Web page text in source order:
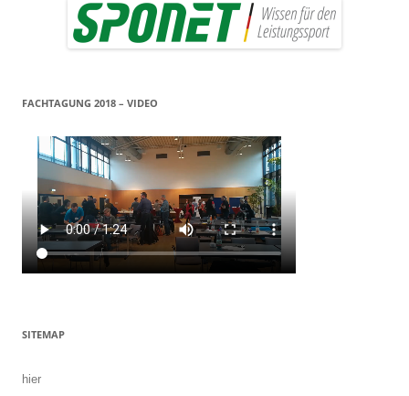
FACHTAGUNG 2018 – VIDEO
SITEMAP
hier